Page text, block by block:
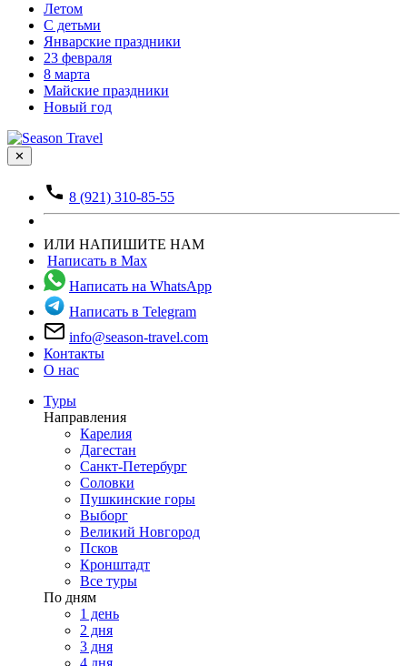
Летом
С детьми
Январские праздники
23 февраля
8 марта
Майские праздники
Новый год
✕
8 (921) 310-85-55
ИЛИ НАПИШИТЕ НАМ
Написать в Max
Написать на WhatsApp
Написать в Telegram
info@season-travel.com
Контакты
О нас
Туры
Направления
Карелия
Дагестан
Санкт-Петербург
Соловки
Пушкинские горы
Выборг
Великий Новгород
Псков
Кронштадт
Все туры
По дням
1 день
2 дня
3 дня